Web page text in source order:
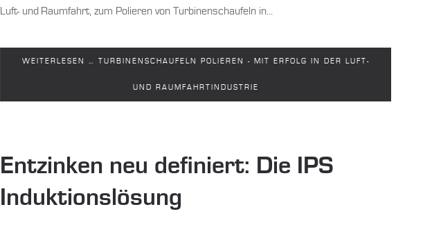
Luft- und Raumfahrt, zum Polieren von Turbinenschaufeln in...
WEITERLESEN … TURBINENSCHAUFELN POLIEREN - MIT ERFOLG IN DER LUFT-
UND RAUMFAHRTINDUSTRIE
Entzinken neu definiert: Die IPS
Induktionslösung